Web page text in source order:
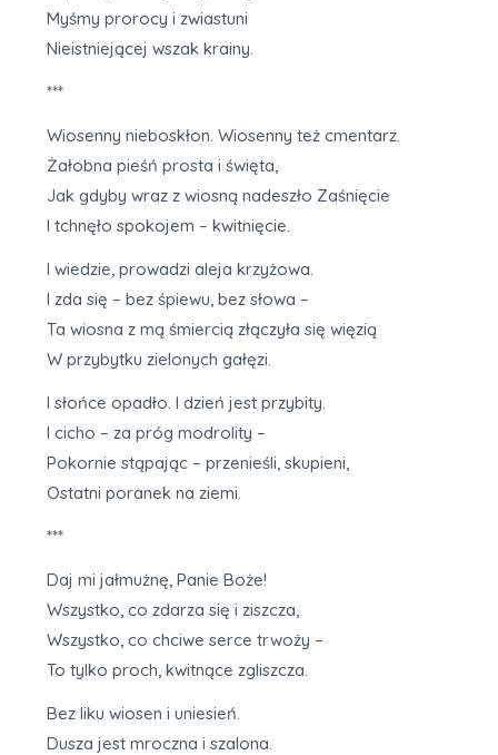
Myśmy prorocy i zwiastuni
Nieistniejącej wszak krainy.
***
Wiosenny nieboskłon. Wiosenny też cmentarz.
Żałobna pieśń prosta i święta,
Jak gdyby wraz z wiosną nadeszło Zaśnięcie
I tchnęło spokojem – kwitnięcie.
I wiedzie, prowadzi aleja krzyżowa.
I zda się – bez śpiewu, bez słowa –
Ta wiosna z mą śmiercią złączyła się więzią
W przybytku zielonych gałęzi.
I słońce opadło. I dzień jest przybity.
I cicho – za próg modrolity –
Pokornie stąpając – przenieśli, skupieni,
Ostatni poranek na ziemi.
***
Daj mi jałmużnę, Panie Boże!
Wszystko, co zdarza się i ziszcza,
Wszystko, co chciwe serce trwoży –
To tylko proch, kwitnące zgliszcza.
Bez liku wiosen i uniesień.
Dusza jest mroczna i szalona.